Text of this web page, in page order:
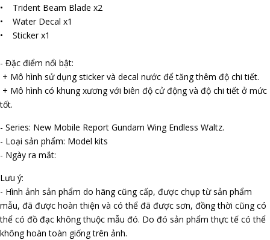
• Trident Beam Blade x2
• Water Decal x1
• Sticker x1
- Đặc điểm nổi bật:
+ Mô hình sử dụng sticker và decal nước để tăng thêm độ chi tiết.
+ Mô hình có khung xương với biên độ cử động và độ chi tiết ở mức
tốt.
- Series: New Mobile Report Gundam Wing Endless Waltz.
- Loại sản phẩm: Model kits
- Ngày ra mắt:
Lưu ý:
- Hình ảnh sản phẩm do hãng cũng cấp, được chụp từ sản phẩm
mẫu, đã được hoàn thiện và có thể đã được sơn, đồng thời cũng có
thể có đồ đạc không thuộc mẫu đó. Do đó sản phẩm thực tế có thể
không hoàn toàn giống trên ảnh.